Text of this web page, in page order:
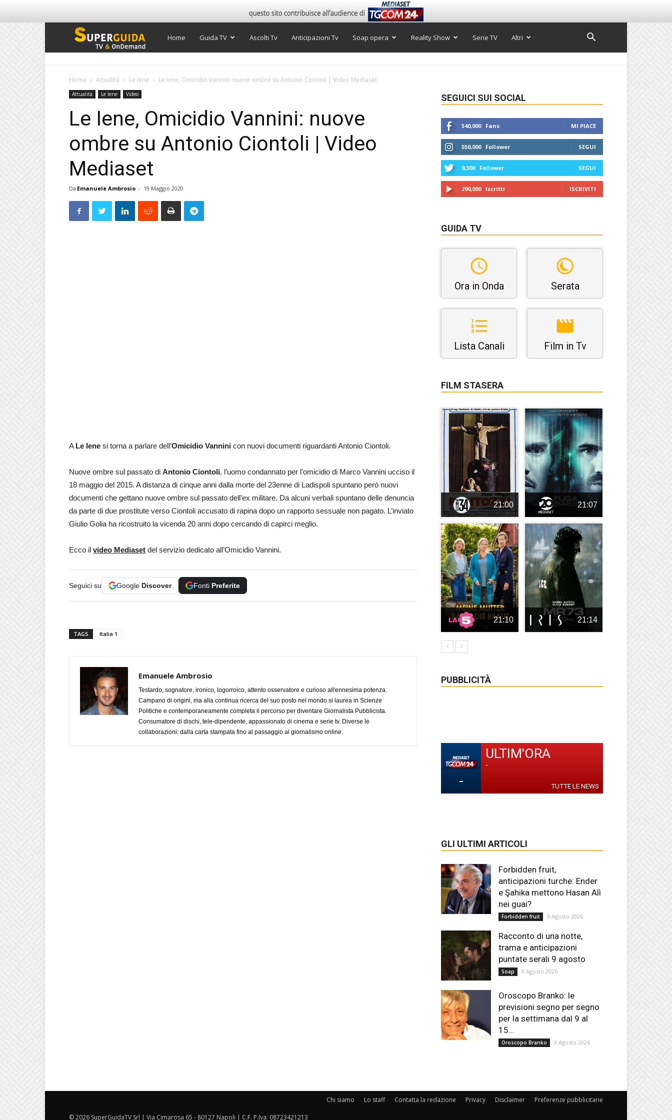
Super
Home Guida TV Ascolti Tv Anticipazioni Tv Soap opera Reality Show Serie TV Altri
Home Attualità Le Iene Le Iene, Omicidio Vannini: nuove ombre su Antonio Ciontoli | Video Mediaset
Attualità Le Iene Video
Le Iene, Omicidio Vannini: nuove
ombre su Antonio Ciontoli | Video
Mediaset
Da Emanuele Ambrosio - 19 Maggio 2020
A Le Iene si torna a parlare dell’Omicidio Vannini con nuovi documenti riguardanti Antonio Ciontoli.
Nuove ombre sul passato di Antonio Ciontoli, l’uomo condannato per l’omicidio di Marco Vannini ucciso il
18 maggio del 2015. A distanza di cinque anni dalla morte del 23enne di Ladispoli spuntano però nuovi
documenti che gettano nuove ombre sul passato dell’ex militare. Da alcuni verbali spuntano delle denuncia
da parte di due prostitute verso Ciontoli accusato di rapina dopo un rapporto sessuale non pagato. L’inviato
Giulio Golia ha ricostruito la vicenda 20 anni dopo cercando di capirci meglio.
Ecco il video Mediaset del servizio dedicato all’Omicidio Vannini.
Seguici su Google Discover Fonti Preferite
TAGS Italia 1
Emanuele Ambrosio
Testardo, sognatore, ironico, logorroico, attento osservatore e curioso all'ennesima potenza.
Campano di origini, ma alla continua ricerca del suo posto nel mondo si laurea in Scienze
Politiche e contemporaneamente completa il percorso per diventare Giornalista Pubblicista.
Consumatore di dischi, tele-dipendente, appassionato di cinema e serie tv. Diverse le
collaborazioni: dalla carta stampata fino al passaggio al giornalismo online.
SEGUICI SUI SOCIAL
540,000 Fans MI PIACE
550,000 Follower SEGUI
9,300 Follower SEGUI
290,000 Iscritti ISCRIVITI
GUIDA TV
Ora in Onda Serata
Lista Canali Film in Tv
FILM STASERA
21:00 21:07
21:10 21:14
PUBBLICITÀ
-
ULTIM'ORA
-
TUTTE LE NEWS
GLI ULTIMI ARTICOLI
Forbidden fruit,
anticipazioni turche: Ender
e Şahika mettono Hasan Alì
nei guai?
Forbidden fruit 9 Agosto 2026
Racconto di una notte,
trama e anticipazioni
puntate serali 9 agosto
Soap 9 Agosto 2026
Oroscopo Branko: le
previsioni segno per segno
per la settimana dal 9 al
15...
Oroscopo Branko 9 Agosto 2026
Chi siamo Lo staff Contatta la redazione Privacy Disclaimer Preferenze pubblicitarie
© 2026 SuperGuidaTV Srl | Via Cimarosa 65 - 80127 Napoli | C.F. P.Iva: 08723421213